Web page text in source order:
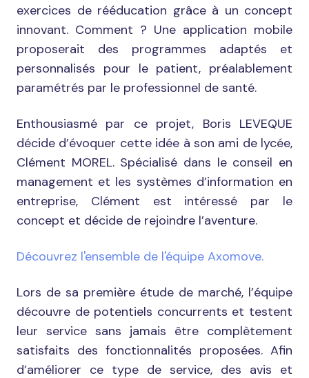
exercices de rééducation grâce à un concept
innovant. Comment ? Une application mobile
proposerait des programmes adaptés et
personnalisés pour le patient, préalablement
paramétrés par le professionnel de santé.
Enthousiasmé par ce projet, Boris LEVEQUE
décide d’évoquer cette idée à son ami de lycée,
Clément MOREL. Spécialisé dans le conseil en
management et les systèmes d’information en
entreprise, Clément est intéressé par le
concept et décide de rejoindre l’aventure.
Découvrez l'ensemble de l'équipe Axomove.
Lors de sa première étude de marché, l’équipe
découvre de potentiels concurrents et testent
leur service sans jamais être complètement
satisfaits des fonctionnalités proposées. Afin
d’améliorer ce type de service, des avis et